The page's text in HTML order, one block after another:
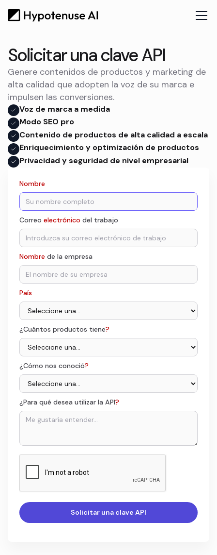
Solicitar una clave API
Genere contenidos de productos y marketing de
alta calidad que adopten la voz de su marca e
impulsen las conversiones.
Voz de marca a medida
Modo SEO pro
Contenido de productos de alta calidad a escala
Enriquecimiento y optimización de productos
Privacidad y seguridad de nivel empresarial
Nombre
Correo electrónico del trabajo
Nombre de la empresa
País
¿Cuántos productos tiene?
¿Cómo nos conoció?
¿Para qué desea utilizar la API?